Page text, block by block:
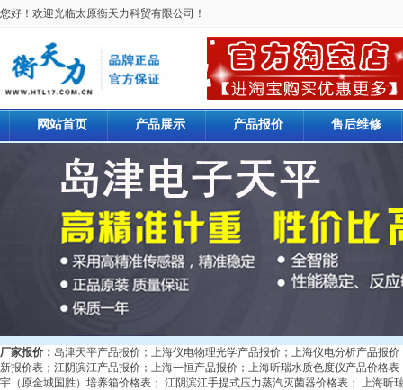
您好！欢迎光临太原衡天力科贸有限公司！
网站首页 产品展示 产品报价 售后维修
厂家报价： 岛津天平产品报价 ； 上海仪电物理光学产品报价 ； 上海仪电分析产品报价
新报价表 ； 江阴滨江产品报价 ； 上海一恒产品报价 ； 上海昕瑞水质色度仪产品价格表
宇（原金城国胜）培养箱价格表 ； 江阴滨江手提式压力蒸汽灭菌器价格表 ； 上海昕